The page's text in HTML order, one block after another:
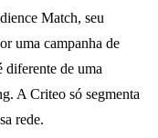
Match, seu
uma campanha de
de uma
A Criteo só segmenta
rede.